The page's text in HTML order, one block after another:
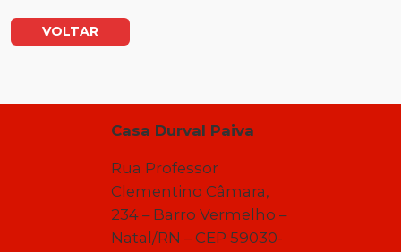
VOLTAR
Casa Durval Paiva
Rua Professor
Clementino Câmara,
234 – Barro Vermelho –
Natal/RN – CEP 59030-